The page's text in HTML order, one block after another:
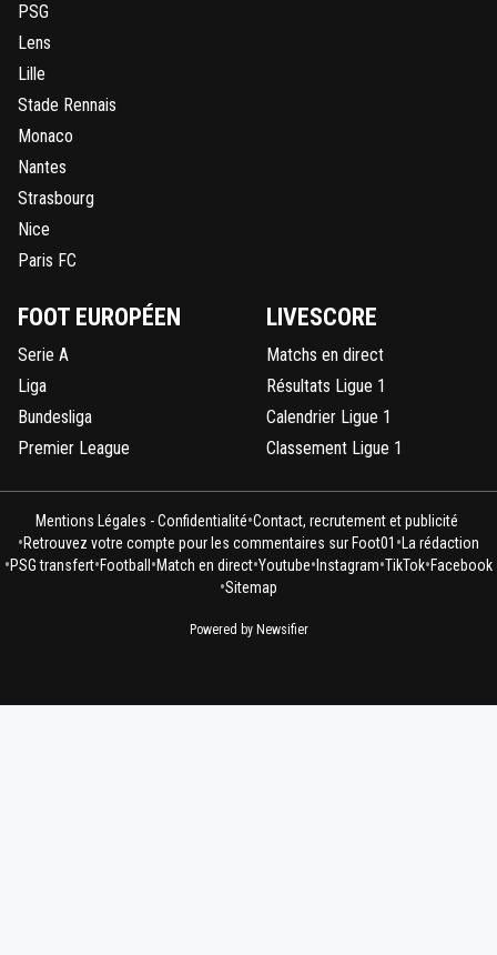
PSG
Lens
Lille
Stade Rennais
Monaco
Nantes
Strasbourg
Nice
Paris FC
FOOT EUROPÉEN
Serie A
Liga
Bundesliga
Premier League
LIVESCORE
Matchs en direct
Résultats Ligue 1
Calendrier Ligue 1
Classement Ligue 1
Mentions Légales - Confidentialité•Contact, recrutement et publicité
•Retrouvez votre compte pour les commentaires sur Foot01 • La rédaction
•PSG transfert•Football •Match en direct•Youtube• Instagram•TikTok•Facebook
•Sitemap
Powered by Newsifier